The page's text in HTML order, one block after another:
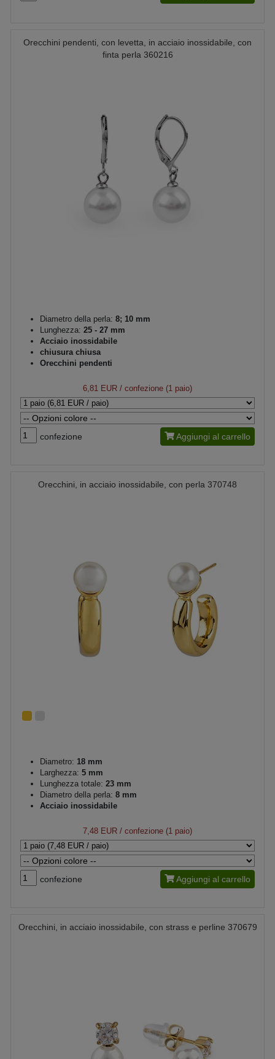
Orecchini pendenti, con levetta, in acciaio inossidabile, con
finta perla 360216
Diametro della perla: 8; 10 mm
Lunghezza: 25 - 27 mm
Acciaio inossidabile
chiusura chiusa
Orecchini pendenti
6,81 EUR / confezione (1 paio)
confezione Aggiungi al carrello
Orecchini, in acciaio inossidabile, con perla 370748
Diametro: 18 mm
Larghezza: 5 mm
Lunghezza totale: 23 mm
Diametro della perla: 8 mm
Acciaio inossidabile
7,48 EUR / confezione (1 paio)
confezione Aggiungi al carrello
Orecchini, in acciaio inossidabile, con strass e perline 370679